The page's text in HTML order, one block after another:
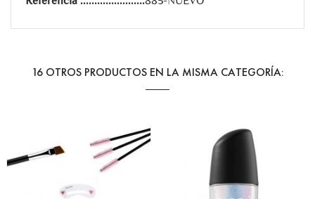
16 OTROS PRODUCTOS EN LA MISMA CATEGORÍA: